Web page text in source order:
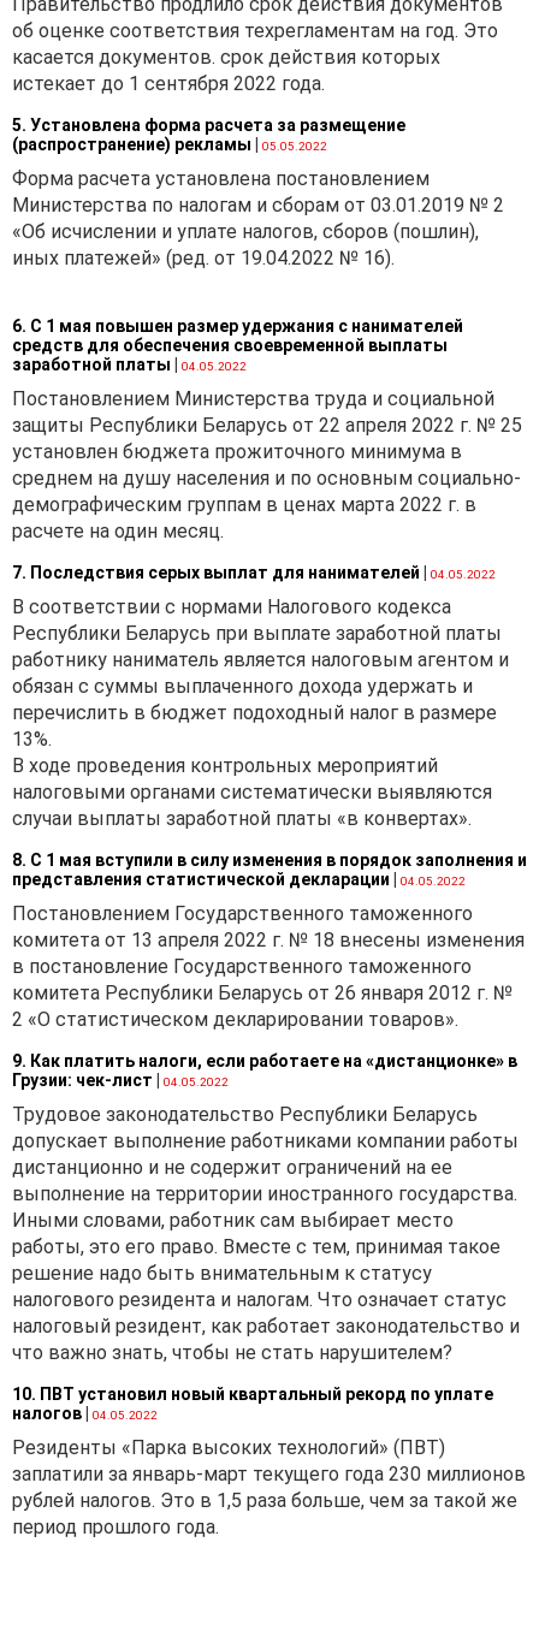
об оценке соответствия техрегламентам на год. Это
касается документов. срок действия которых
истекает до 1 сентября 2022 года.
5. Установлена форма расчета за размещение
(распространение) рекламы
05.05.2022
Форма расчета установлена постановлением
Министерства по налогам и сборам от 03.01.2019 № 2
«Об исчислении и уплате налогов, сборов (пошлин),
иных платежей» (ред. от 19.04.2022 № 16).
6. С 1 мая повышен размер удержания с нанимателей
средств для обеспечения своевременной выплаты
заработной платы
04.05.2022
Постановлением Министерства труда и социальной
защиты Республики Беларусь от 22 апреля 2022 г. № 25
установлен бюджета прожиточного минимума в
среднем на душу населения и по основным социально-
демографическим группам в ценах марта 2022 г. в
расчете на один месяц.
7. Последствия серых выплат для нанимателей 04.05.2022
В соответствии с нормами Налогового кодекса
Республики Беларусь при выплате заработной платы
работнику наниматель является налоговым агентом и
обязан с суммы выплаченного дохода удержать и
перечислить в бюджет подоходный налог в размере
13%.
В ходе проведения контрольных мероприятий
налоговыми органами систематически выявляются
случаи выплаты заработной платы «в конвертах».
8. С 1 мая вступили в силу изменения в порядок заполнения и
представления статистической декларации
04.05.2022
Постановлением Государственного таможенного
комитета от 13 апреля 2022 г. № 18 внесены изменения
в постановление Государственного таможенного
комитета Республики Беларусь от 26 января 2012 г. №
2 «О статистическом декларировании товаров».
9. Как платить налоги, если работаете на «дистанционке» в
Грузии: чек-лист
04.05.2022
Трудовое законодательство Республики Беларусь
допускает выполнение работниками компании работы
дистанционно и не содержит ограничений на ее
выполнение на территории иностранного государства.
Иными словами, работник сам выбирает место
работы, это его право. Вместе с тем, принимая такое
решение надо быть внимательным к статусу
налогового резидента и налогам. Что означает статус
налоговый резидент, как работает законодательство и
что важно знать, чтобы не стать нарушителем?
10. ПВТ установил новый квартальный рекорд по уплате
налогов
04.05.2022
Резиденты «Парка высоких технологий» (ПВТ)
заплатили за январь-март текущего года 230 миллионов
рублей налогов. Это в 1,5 раза больше, чем за такой же
период прошлого года.